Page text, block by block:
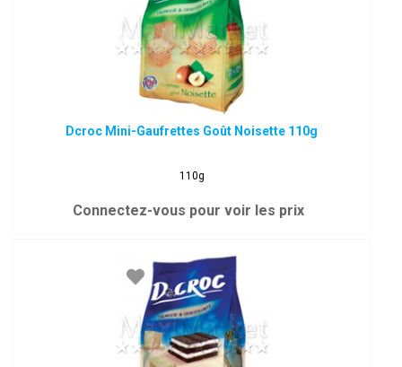
Dcroc Mini-Gaufrettes Goût Noisette 110g
110g
Connectez-vous pour voir les prix